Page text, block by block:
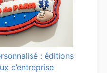
: éditions
d’entreprise